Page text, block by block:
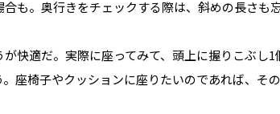
も。奥行きをチェックする際は、斜めの長さも
が快適だ。実際に座ってみて、頭上に握りこぶし
。座椅子やクッションに座りたいのであれば、そ